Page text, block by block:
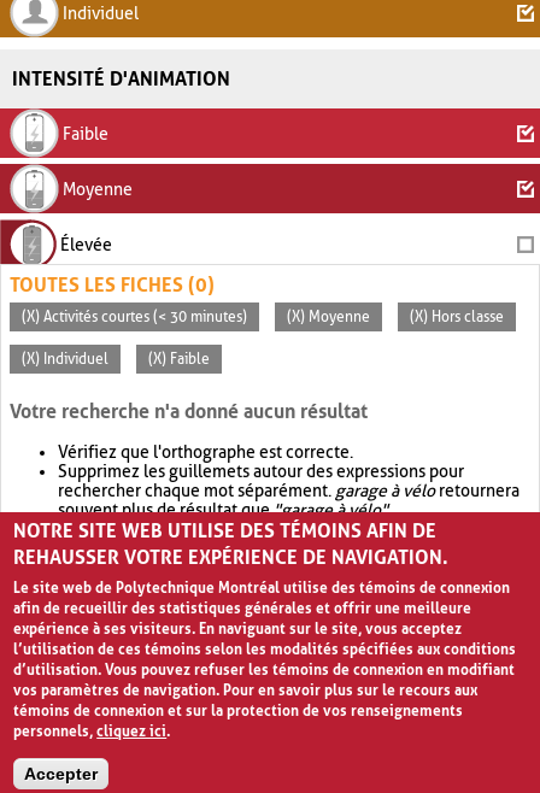
Individuel
INTENSITÉ D'ANIMATION
Faible
Moyenne
Élevée
TOUTES LES FICHES (0)
(X) Activités courtes (< 30 minutes) (X) Moyenne (X) Hors classe
(X) Individuel (X) Faible
Votre recherche n'a donné aucun résultat
Vérifiez que l'orthographe est correcte.
Supprimez les guillemets autour des expressions pour
rechercher chaque mot séparément. garage à véloretournera
souvent plus de résultat que"garage à vélo".
Envisagez d'élargir votre recherche avec OR.garage OR vélo
retournera souvent plus de résultat quegarage à vélo
NOTRE SITE WEB UTILISE DES TÉMOINS AFIN DE
REHAUSSER VOTRE EXPÉRIENCE DE NAVIGATION.
Le site web de Polytechnique Montréal utilise des témoins de connexion
afin de recueillir des statistiques générales et offrir une meilleure
expérience à ses visiteurs. En naviguant sur le site, vous acceptez
l’utilisation de ces témoins selon les modalités spécifiées aux conditions
d’utilisation. Vous pouvez refuser les témoins de connexion en modifiant
vos paramètres de navigation. Pour en savoir plus sur le recours aux
témoins de connexion et sur la protection de vos renseignements
personnels,cliquez ici.
Accepter